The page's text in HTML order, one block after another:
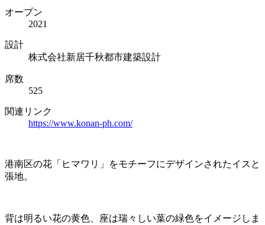
オープン
2021
設計
株式会社新居千秋都市建築設計
席数
525
関連リンク
https://www.konan-ph.com/
港南区の花「ヒマワリ」をモチーフにデザインされたイスと
張地。
背は明るい花の黄色、座は瑞々しい葉の緑色をイメージしま